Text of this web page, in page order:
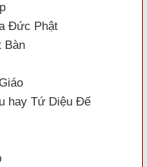
Đức Phật
Bàn
hay Tứ Diệu Đế